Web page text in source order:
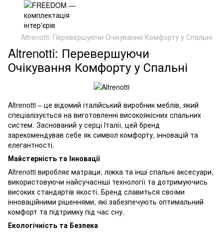
Altrenotti: Перевершуючи Очікування Комфорту у Спальні
Altrenotti: Перевершуючи
Очікування Комфорту у Спальні
Altrenotti – це відомий італійський виробник меблів, який
спеціалізується на виготовленні високоякісних спальних
систем. Заснований у серці Італії, цей бренд
зарекомендував себе як символ комфорту, інновацій та
елегантності.
Майстерність та Інновації
Altrenotti виробляє матраци, ліжка та інші спальні аксесуари,
використовуючи найсучасніші технології та дотримуючись
високих стандартів якості. Бренд славиться своїми
інноваційними рішеннями, які забезпечують оптимальний
комфорт та підтримку під час сну.
Екологічність та Безпека